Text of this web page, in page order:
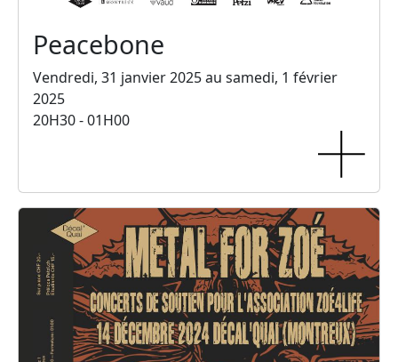
Peacebone
Vendredi, 31 janvier 2025 au samedi, 1 février
2025
20H30 - 01H00